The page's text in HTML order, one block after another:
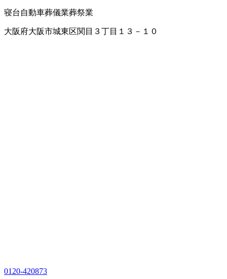
寝台自動車葬儀業葬祭業
大阪府大阪市城東区関目３丁目１３－１０
0120-420873